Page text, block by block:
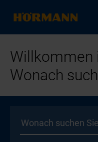
Willkommen
Wonach